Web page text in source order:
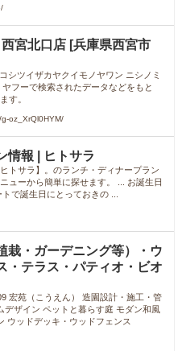
宮北口店 [兵庫県西宮市
シツイザカヤクイモノヤワン ニシノミ
フーで検索されたデータなどをもと
す。
oz_XrQl0HYM/
情報 | ヒトサラ
トサラ】。のランチ・ディナープラン
ューから簡単に探せます。 ... お誕生日
で誕生日にとっておきの ...
栽・ガーデニング等）・ウ
・テラス・パティオ・ビオ
宏苑（こうえん） 造園設計・施工・管
ザイン ペットと暮らす庭 モダン和風
ウッドデッキ・ウッドフェンス